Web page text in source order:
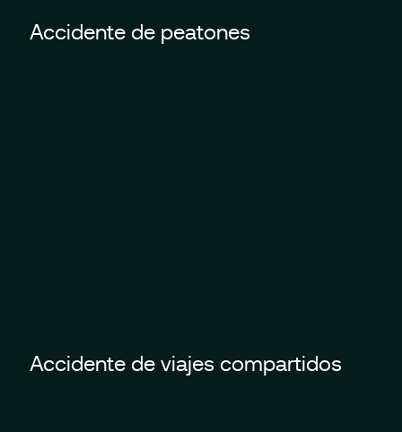
Accidente de peatones
Accidente de viajes compartidos